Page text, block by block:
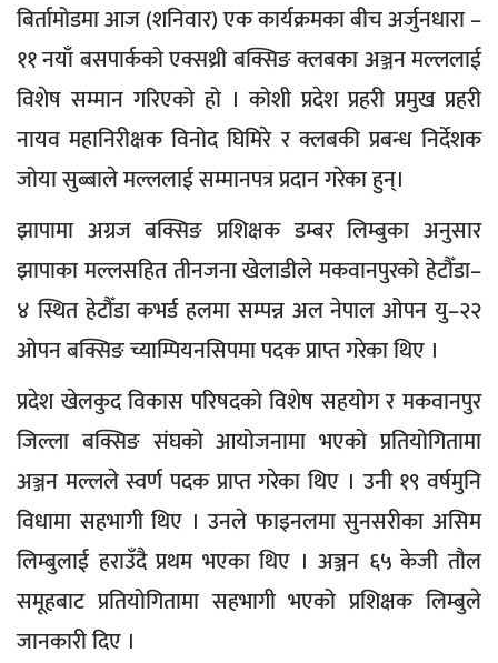
बिर्तामोडमा आज (शनिवार) एक कार्यक्रमका बीच अर्जुनधारा –
११ नयाँ बसपार्कको एक्सथ्री बक्सिङ क्लबका अञ्जन मल्ललाई
विशेष सम्मान गरिएको हो । कोशी प्रदेश प्रहरी प्रमुख प्रहरी
नायव महानिरीक्षक विनोद घिमिरे र क्लबकी प्रबन्ध निर्देशक
जोया सुब्बाले मल्ललाई सम्मानपत्र प्रदान गरेका हुन्।
झापामा अग्रज बक्सिङ प्रशिक्षक डम्बर लिम्बुका अनुसार
झापाका मल्लसहित तीनजना खेलाडीले मकवानपुरको हेटौँडा–
४ स्थित हेटौँडा कभर्ड हलमा सम्पन्न अल नेपाल ओपन यु–२२
ओपन बक्सिङ च्याम्पियनसिपमा पदक प्राप्त गरेका थिए ।
प्रदेश खेलकुद विकास परिषदको विशेष सहयोग र मकवानपुर
जिल्ला बक्सिङ संघको आयोजनामा भएको प्रतियोगितामा
अञ्जन मल्लले स्वर्ण पदक प्राप्त गरेका थिए । उनी १९ वर्षमुनि
विधामा सहभागी थिए । उनले फाइनलमा सुनसरीका असिम
लिम्बुलाई हराउँदै प्रथम भएका थिए । अञ्जन ६५ केजी तौल
समूहबाट प्रतियोगितामा सहभागी भएको प्रशिक्षक लिम्बुले
जानकारी दिए ।